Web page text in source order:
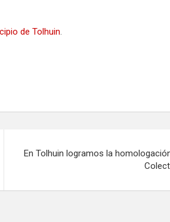
de Tolhuin.
En Tolhuin logramos la